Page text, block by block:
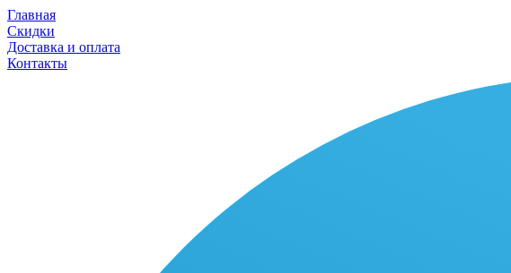
Главная
Скидки
Доставка и оплата
Контакты